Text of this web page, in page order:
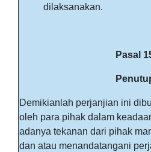
dilaksanakan.
Pasal
Demikianlah perjanjian ini
oleh para pihak dalam
adanya tekanan dari pihak
dan atau menandatangani